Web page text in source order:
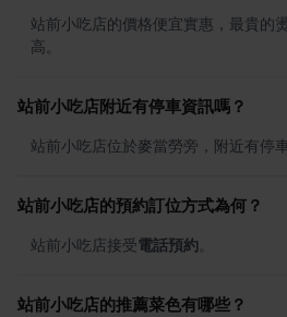
站前小吃店的價格便宜實惠，最貴的
高。
站前小吃店附近有停車資訊嗎？
站前小吃店位於麥當勞旁，附近有停
站前小吃店的預約訂位方式為何？
站前小吃店接受電話預約
站前小吃店的推薦菜色有哪些？